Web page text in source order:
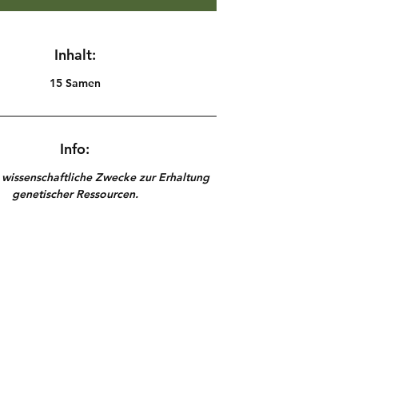
Inhalt:
15 Samen
Info:
Zwecke zur Erhaltung
genetischer Ressourcen.